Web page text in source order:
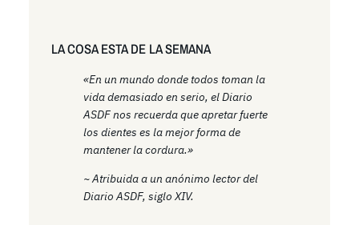
LA COSA ESTA DE LA SEMANA
«En un mundo donde todos toman la
vida demasiado en serio, el Diario
ASDF nos recuerda que apretar fuerte
los dientes es la mejor forma de
mantener la cordura.»
~ Atribuida a un anónimo lector del
Diario ASDF, siglo XIV.